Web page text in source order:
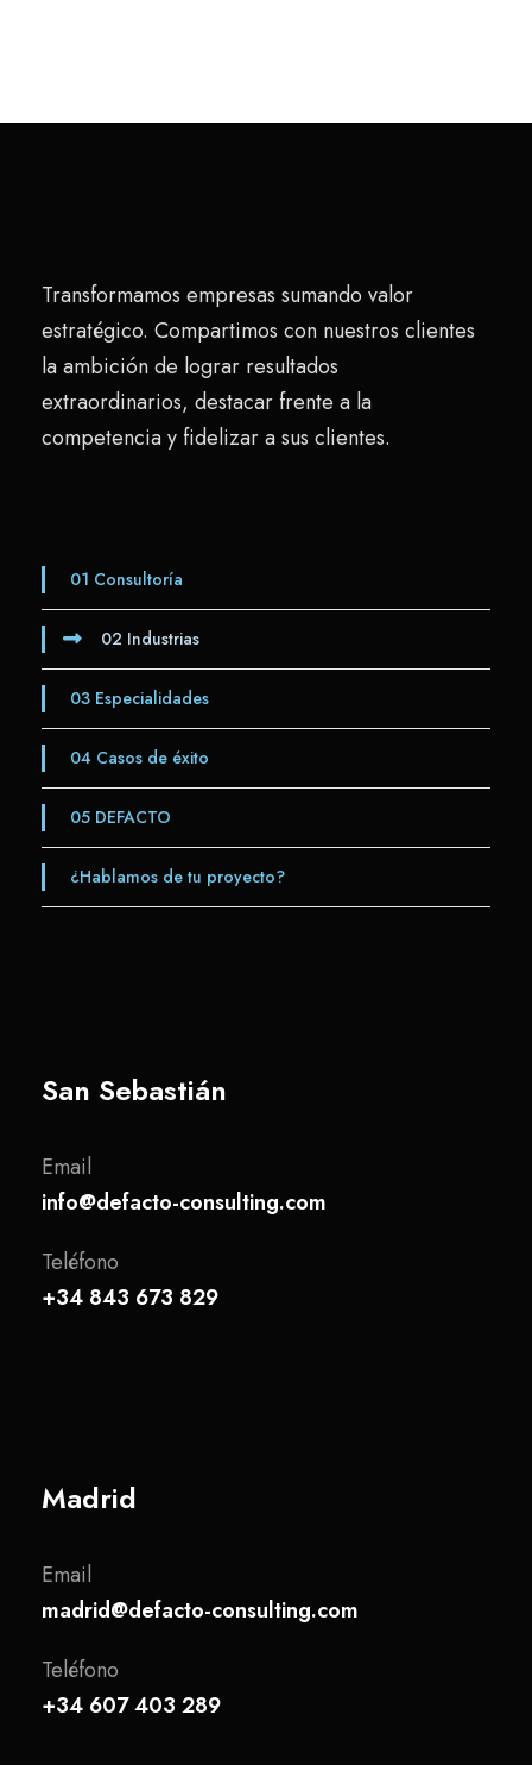
Transformamos empresas sumando valor
estratégico. Compartimos con nuestros clientes
la ambición de lograr resultados
extraordinarios, destacar frente a la
competencia y fidelizar a sus clientes.
01 Consultoría
02 Industrias
03 Especialidades
04 Casos de éxito
05 DEFACTO
¿Hablamos de tu proyecto?
San Sebastián
Email
info@defacto-consulting.com
Teléfono
+34 843 673 829
Madrid
Email
madrid@defacto-consulting.com
Teléfono
+34 607 403 289